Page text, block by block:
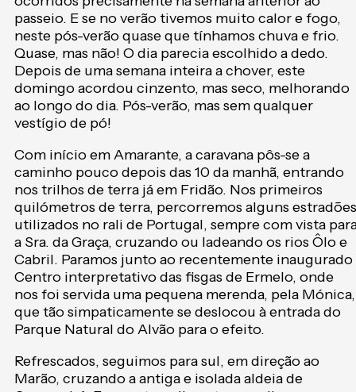
passeio. E se no verão tivemos muito calor e fogo,
neste pós-verão quase que tínhamos chuva e frio.
Quase, mas não! O dia parecia escolhido a dedo.
Depois de uma semana inteira a chover, este
domingo acordou cinzento, mas seco, melhorando
ao longo do dia. Pós-verão, mas sem qualquer
vestígio de pó!
Com início em Amarante, a caravana pôs-se a
caminho pouco depois das 10 da manhã, entrando
nos trilhos de terra já em Fridão. Nos primeiros
quilómetros de terra, percorremos alguns estradões
utilizados no rali de Portugal, sempre com vista
a Sra. da Graça, cruzando ou ladeando os rios Ôlo e
Cabril. Paramos junto ao recentemente inaugurado
Centro interpretativo das fisgas de Ermelo, onde
nos foi servida uma pequena merenda, pela Mónica,
que tão simpaticamente se deslocou à entrada do
Parque Natural do Alvão para o efeito.
Refrescados, seguimos para sul, em direção ao
Marão, cruzando a antiga e isolada aldeia de